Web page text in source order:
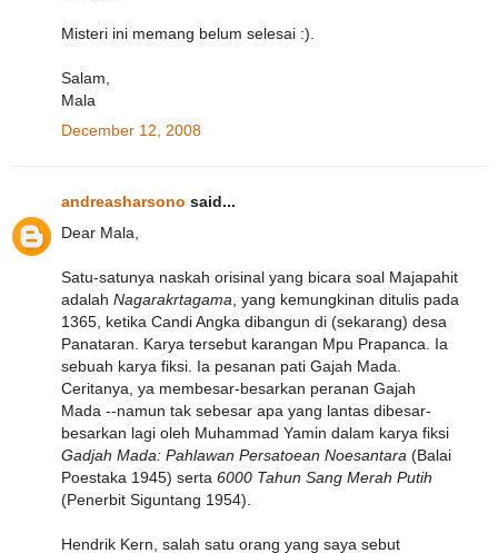
Misteri ini memang belum selesai :).
Salam,
Mala
December 12, 2008
andreasharsono said...
Dear Mala,
Satu-satunya naskah orisinal yang bicara soal Majapahit
adalah Nagarakrtagama , yang kemungkinan ditulis pada
1365, ketika Candi Angka dibangun di (sekarang) desa
Panataran. Karya tersebut karangan Mpu Prapanca. Ia
sebuah karya fiksi. Ia pesanan pati Gajah Mada.
Ceritanya, ya membesar-besarkan peranan Gajah
Mada --namun tak sebesar apa yang lantas dibesar-
besarkan lagi oleh Muhammad Yamin dalam karya fiksi
Gadjah Mada: Pahlawan Persatoean Noesantara (Balai
Poestaka 1945) serta 6000 Tahun Sang Merah Putih
(Penerbit Siguntang 1954).
Hendrik Kern, salah satu orang yang saya sebut